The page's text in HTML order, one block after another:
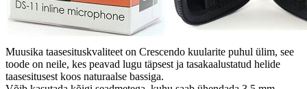
Muusika taasesituskvaliteet on Crescendo kuularite puhul ülim, see
toode on neile, kes peavad lugu täpsest ja tasakaalustatud helide
taasesitusest koos naturaalse bassiga.